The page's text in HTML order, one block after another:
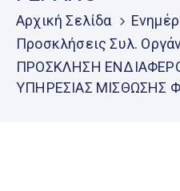
Επικοινωνία
Μητρώο
Εθελοντών
Αρχική Σελίδα
Προσκλήσεις Συλ.
ΠΡΟΣΚΛΗΣΗ
ΥΠΗΡΕΣΙΑΣ ΜΙΣΘΩΣΗΣ